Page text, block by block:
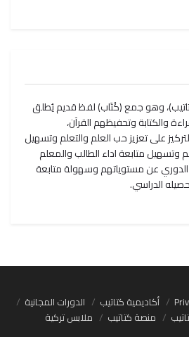
وهو جمع (كُتَاب) لفظ قديم يُطلق
والكتابة وتحفيظهم القرآن،
على تعزيز حب العلم والتعلم وتسهيل
وتسهيل متابعة اداء الطالب والمعلم
عن مستوياتهم وسهولة متابعة
الدراسي.
أكاديمية كتاتيب
الدورات المجانية
منصة كتاتيب ملابس تركية